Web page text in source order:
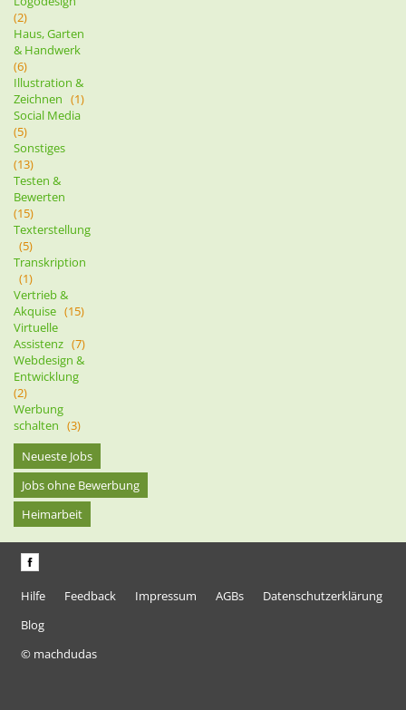
(2)
Haus, Garten
& Handwerk
(6)
Illustration &
Zeichnen (1)
Social Media
(5)
Sonstiges
(13)
Testen &
Bewerten
(15)
Texterstellung
(5)
Transkription
(1)
Vertrieb &
Akquise (15)
Virtuelle
Assistenz (7)
Webdesign &
Entwicklung
(2)
Werbung
schalten (3)
Neueste Jobs
Jobs ohne Bewerbung
Heimarbeit
Hilfe Feedback Impressum AGBs
Datenschutzerklärung
Blog
© machdudas